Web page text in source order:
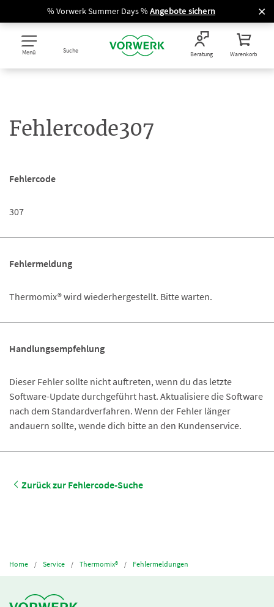
% Vorwerk Summer Days % Angebote sichern
Menü Suche Beratung Warenkorb
Fehlercode307
Fehlercode
307
Fehlermeldung
Thermomix® wird wiederhergestellt. Bitte warten.
Handlungsempfehlung
Dieser Fehler sollte nicht auftreten, wenn du das letzte
Software-Update durchgeführt hast. Aktualisiere die Software
nach dem Standardverfahren. Wenn der Fehler länger
andauern sollte, wende dich bitte an den Kundenservice.
Zurück zur Fehlercode-Suche
Home Service Thermomix® Fehlermeldungen